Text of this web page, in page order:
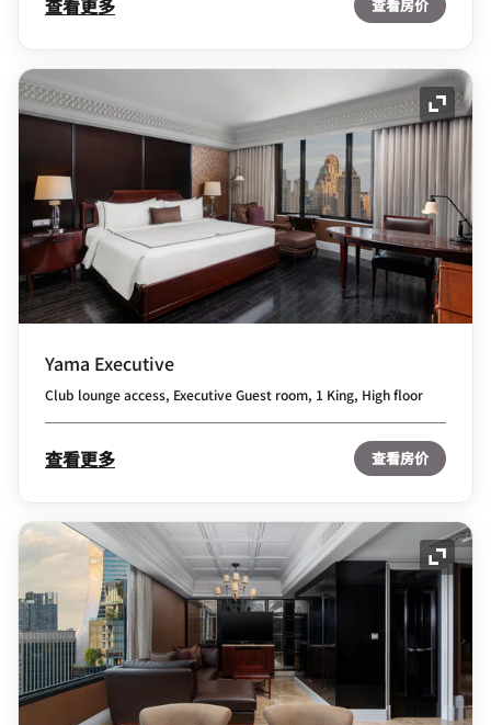
查看房价
展开
Yama Executive
Club lounge access, Executive Guest room, 1 King, High floor
查看更多 查看房价
展开